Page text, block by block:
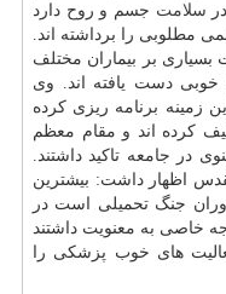
سلامت جسم و روح دارد
مطلوبی را برداشته اند.
بسیاری بر بیماران مختلف
خوبی دست یافته اند. وی
زمینه برنامه ریزی كرده
كرده اند و مقام معظم
در جامعه تاكید داشتند.
۸ سال دفاع مقدس اظهار داشت: بیشترین
جنگ تحمیلی است در
خاصی به معنویت داشتند
های خوب پزشكی را